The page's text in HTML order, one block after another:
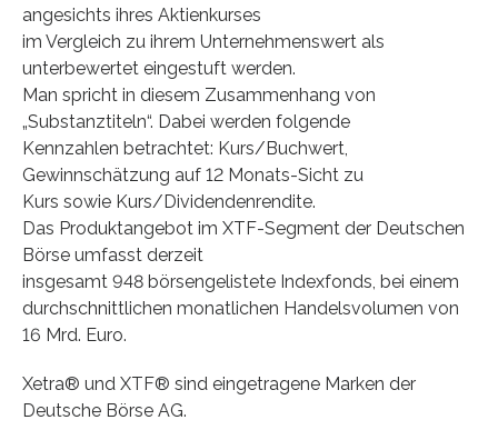
angesichts ihres Aktienkurses
im Vergleich zu ihrem Unternehmenswert als
unterbewertet eingestuft werden.
Man spricht in diesem Zusammenhang von
„Substanztiteln“. Dabei werden folgende
Kennzahlen betrachtet: Kurs/Buchwert,
Gewinnschätzung auf 12 Monats-Sicht zu
Kurs sowie Kurs/Dividendenrendite.
Das Produktangebot im XTF-Segment der Deutschen
Börse umfasst derzeit
insgesamt 948 börsengelistete Indexfonds, bei einem
durchschnittlichen monatlichen Handelsvolumen von
16 Mrd. Euro.
Xetra® und XTF® sind eingetragene Marken der
Deutsche Börse AG.